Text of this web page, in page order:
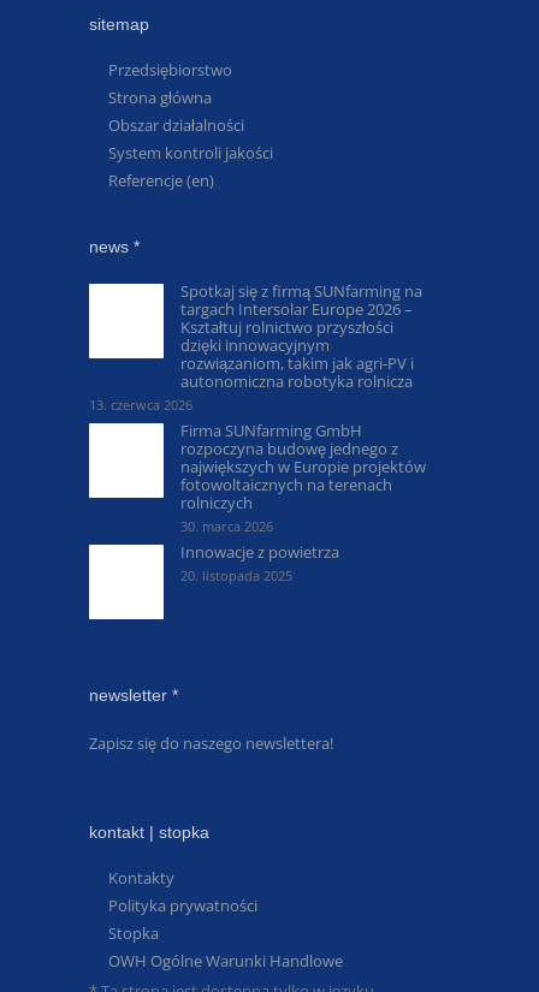
sitemap
Przedsiębiorstwo
Strona główna
Obszar działalności
System kontroli jakości
Referencje (en)
news *
Spotkaj się z firmą SUNfarming na
targach Intersolar Europe 2026 –
Kształtuj rolnictwo przyszłości
dzięki innowacyjnym
rozwiązaniom, takim jak agri-PV i
autonomiczna robotyka rolnicza
13. czerwca 2026
Firma SUNfarming GmbH
rozpoczyna budowę jednego z
największych w Europie projektów
fotowoltaicznych na terenach
rolniczych
30. marca 2026
Innowacje z powietrza
20. listopada 2025
newsletter *
Zapisz się do naszego newslettera!
kontakt | stopka
Kontakty
Polityka prywatności
Stopka
OWH Ogólne Warunki Handlowe